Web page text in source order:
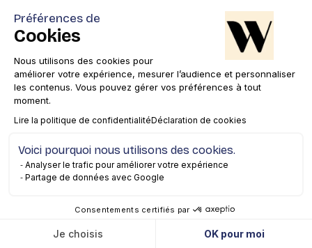
SEO
GEO
Content marketing
Relations Presse
Analyse de
Publicité SEA &
Paid Media
Google AI
France
Audit GEO / IA
Search
2026 ?
Agence
Nous découvrir
Nos récompenses
Espace presse
Préférences de
Cookies
Nous utilisons des cookies pour
améliorer votre expérience, mesurer l’audience et personnaliser
les contenus. Vous pouvez gérer vos préférences à tout
moment.
Lire la politique de confidentialitéDéclaration de cookies
Voici pourquoi nous utilisons des cookies.
Analyser le trafic pour améliorer votre expérience
Partage de données avec Google
Consentements certifiés par
Je choisis OK pour moi